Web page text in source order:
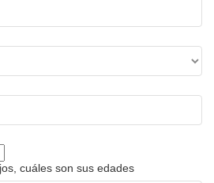
cuáles son sus edades